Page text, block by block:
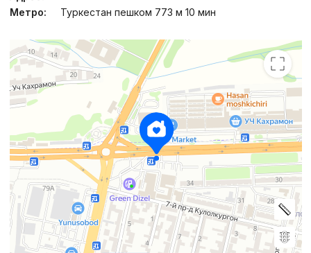
Метро:
Туркестан пешком 773 м 10 мин